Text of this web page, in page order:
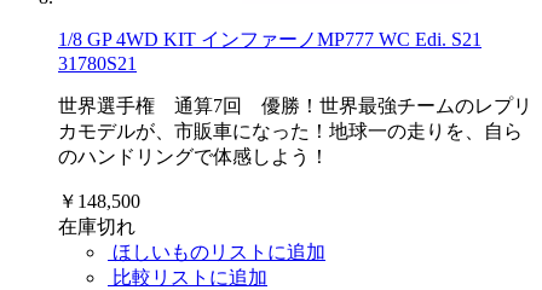
1/8 GP 4WD KIT インファーノMP777 WC Edi. S21
31780S21
世界選手権 通算7回 優勝！世界最強チームのレプリ
カモデルが、市販車になった！地球一の走りを、自ら
のハンドリングで体感しよう！
￥148,500
在庫切れ
ほしいものリストに追加
比較リストに追加